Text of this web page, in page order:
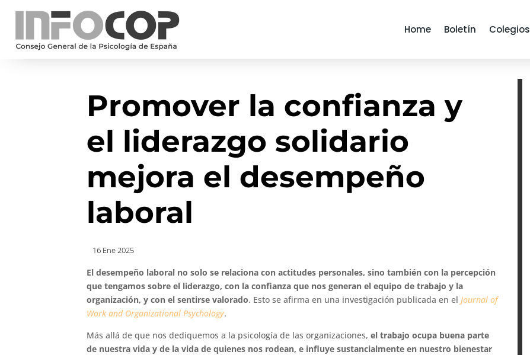
Home Boletín Colegios
Promover la confianza y
el liderazgo solidario
mejora el desempeño
laboral
16 Ene 2025
El desempeño laboral no solo se relaciona con actitudes personales, sino también con la percepción
que tengamos sobre el liderazgo, con la confianza que nos generan el equipo de trabajo y la
organización, y con el sentirse valorado. Esto se afirma en una investigación publicada en el Journal of
Work and Organizational Psychology.
Más allá de que nos dediquemos a la psicología de las organizaciones,el trabajo ocupa buena parte
de nuestra vida y de la vida de quienes nos rodean, e influye sustancialmente en nuestro bienestar